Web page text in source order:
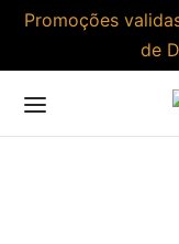
Promoções
de